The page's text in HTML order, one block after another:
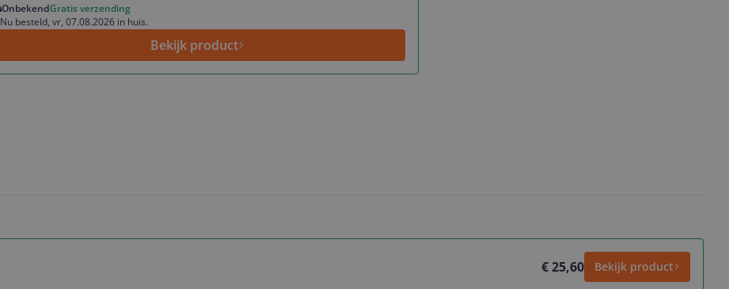
OnbekendGratis verzending
Nu besteld, vr, 07.08.2026 in huis.
Bekijk product
€ 25,60 Bekijk product